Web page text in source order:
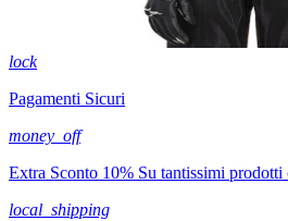
lock
Pagamenti Sicuri
money_off
Extra Sconto 10% Su tantissimi
local_shipping